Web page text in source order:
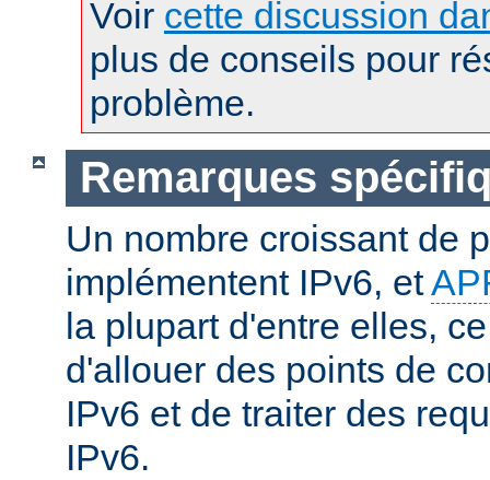
Voir cette discussion
plus de conseils pour
problème.
Remarques
Un nombre croissant de
implémentent IPv6, et
la plupart d'entre elles,
d'allouer des points de
IPv6 et de traiter des
IPv6.